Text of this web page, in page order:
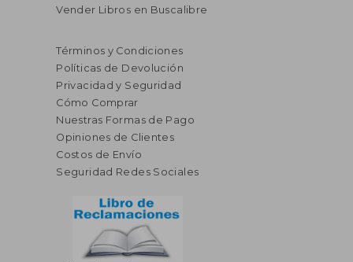
Vender Libros en Buscalibre
Términos y Condiciones
Políticas de Devolución
Privacidad y Seguridad
Cómo Comprar
Nuestras Formas de Pago
Opiniones de Clientes
Costos de Envío
Seguridad Redes Sociales